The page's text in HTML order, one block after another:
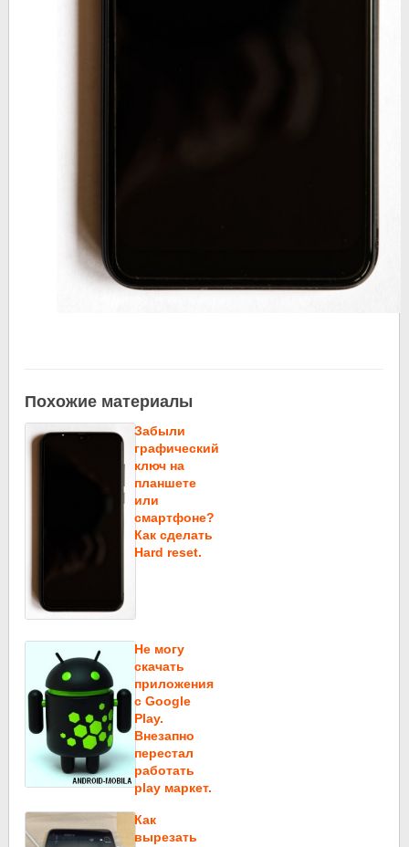
Похожие материалы
Забыли
графический
ключ на
планшете
или
смартфоне?
Как сделать
Hard reset.
Не могу
скачать
приложения
c Google
Play.
Внезапно
перестал
работать
play маркет.
Как
вырезать